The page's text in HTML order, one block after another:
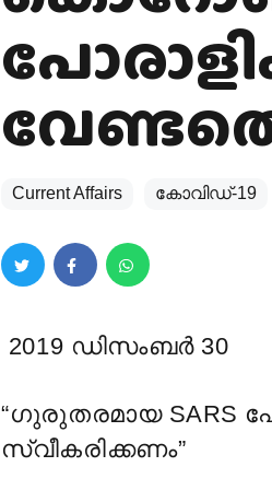
Current Affairs കോവിഡ്-19
2019 ഡിസംബർ 30
“ഗുരുതരമായ
സ്വീകരിക്കണം”